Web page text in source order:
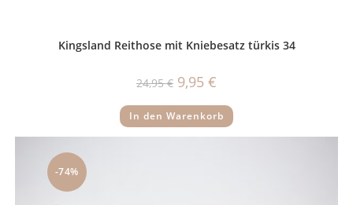
Kingsland Reithose mit Kniebesatz türkis 34
24,95€ Ursprünglicher
Preis
24,95 €
9,95 €
9,95 €.
In den Warenkorb
-74%